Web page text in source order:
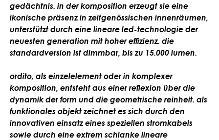
gedächtnis. in der komposition erzeugt sie eine
ikonische präsenz in zeitgenössischen innenräumen,
unterstützt durch eine lineare led-technologie der
neuesten generation mit hoher effizienz. die
standardversion ist dimmbar, bis zu 15.000 lumen.
ordito, als einzelelement oder in komplexer
komposition, entsteht aus einer reflexion über die
dynamik der form und die geometrische reinheit. als
funktionales objekt zeichnet es sich durch den
innovativen einsatz eines speziellen stromkabels
sowie durch eine extrem schlanke lineare